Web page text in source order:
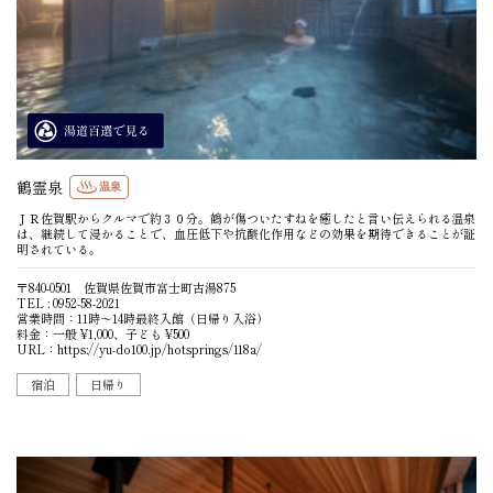
鶴霊泉 温泉
ＪＲ佐賀駅からクルマで約３０分。鶴が傷ついたすねを癒したと言い伝えられる温泉
は、継続して浸かることで、血圧低下や抗酸化作用などの効果を期待できることが証
明されている。
〒840-0501 佐賀県佐賀市富士町古湯875
TEL : 0952-58-2021
営業時間：11時〜14時最終入館（日帰り入浴）
料金：一般 ¥1,000、子ども ¥500
URL： https://yu-do100.jp/hotsprings/118a/
宿泊
日帰り